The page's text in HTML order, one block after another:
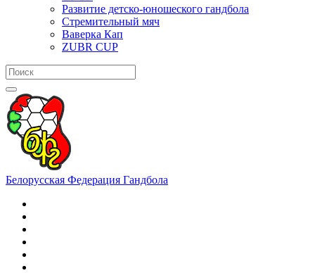
Развитие детско-юношеского гандбола
Стремительный мяч
Ваверка Кап
ZUBR CUP
Белорусская Федерация Гандбола